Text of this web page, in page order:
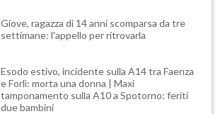
Giove, ragazza di 14 anni scomparsa da tre
settimane: l'appello per ritrovarla
Esodo estivo, incidente sulla A14 tra Faenza
e Forlì: morta una donna | Maxi
tamponamento sulla A10 a Spotorno: feriti
due bambini